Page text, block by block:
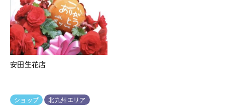
安田生花店
ショップ
北九州エリア